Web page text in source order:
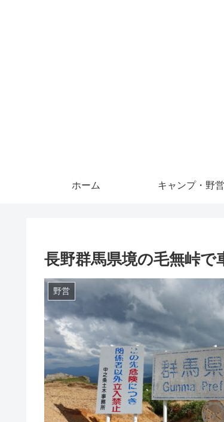
ホーム キャンプ・野営
長野群馬県境の毛無峠で
野営